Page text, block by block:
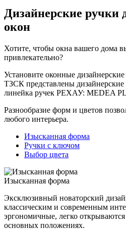
Дизайнерские ручки
окон
Хотите, чтобы окна вашего дома
привлекательно?
Установите оконные
ТЗСК представлены
линейка ручек РЕХАУ: MEDEA
Разнообразие форм и цветов
любого интерьера.
Изысканная форма
Ручки с ключом
Выбор цвета
Изысканная форма
Эксклюзивный новаторский
классическим и современным
эргономичные, легко
основных положениях.